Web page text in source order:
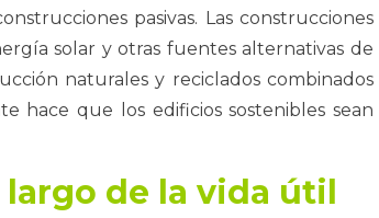
pasivas. Las construcciones
solar y otras fuentes alternativas de
naturales y reciclados combinados
hace que los edificios sostenibles sean
de la vida útil